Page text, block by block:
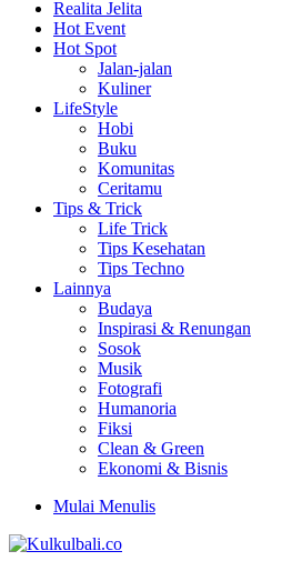
Realita Jelita
Hot Event
Hot Spot
Jalan-jalan
Kuliner
LifeStyle
Hobi
Buku
Komunitas
Ceritamu
Tips & Trick
Life Trick
Tips Kesehatan
Tips Techno
Lainnya
Budaya
Inspirasi & Renungan
Sosok
Musik
Fotografi
Humanoria
Fiksi
Clean & Green
Ekonomi & Bisnis
Mulai Menulis